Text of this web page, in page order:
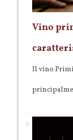
Vino
Il vino